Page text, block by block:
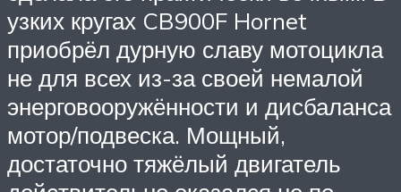
узких кругах CB900F Hornet
приобрёл дурную славу мотоцикла
не для всех из-за своей немалой
энерговооружённости и дисбаланса
мотор/подвеска. Мощный,
достаточно тяжёлый двигатель